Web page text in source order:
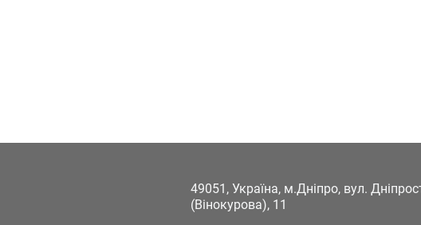
49051, Україна, м.Дніпро, вул.
(Вінокурова), 11